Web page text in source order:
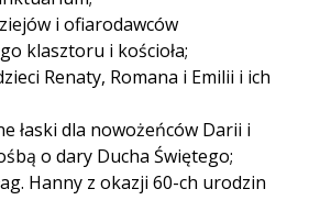
i ofiarodawców
klasztoru i kościoła;
Renaty, Romana i Emilii i ich
łaski dla nowożeńców Darii i
o dary Ducha Świętego;
Hanny z okazji 60-ch urodzin